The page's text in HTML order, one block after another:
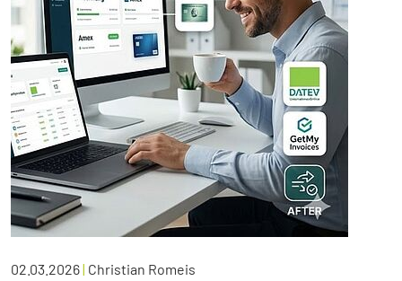
02.03.2026| Christian Romeis